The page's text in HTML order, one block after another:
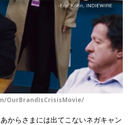
OurBrandIsCrisisMovie/
からさまには出てこないネガキャン